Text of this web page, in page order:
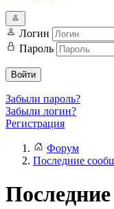
Логин
Пароль
Войти
Забыли пароль?
Забыли логин?
Регистрация
Форум
Последние